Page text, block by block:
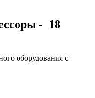
- 18
оборудования с